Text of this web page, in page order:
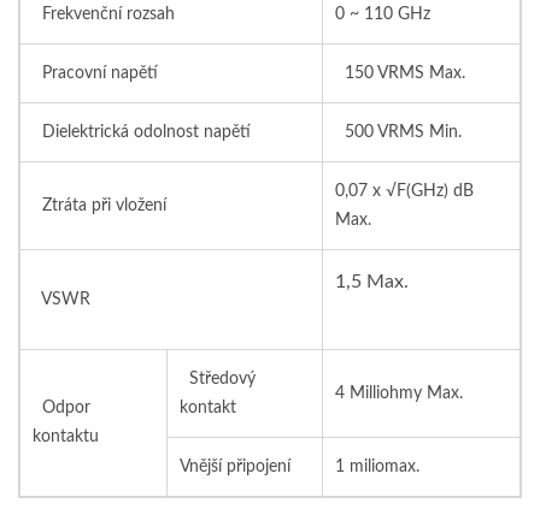
Frekvenční rozsah 0 ~ 110 GHz
Pracovní napětí 150 VRMS Max.
Dielektrická odolnost napětí 500 VRMS Min.
Ztráta při vložení
0,07 x √F(GHz) dB
Max.
VSWR
1,5 Max.
Odpor
kontaktu
Středový
kontakt
4 Milliohmy Max.
Vnější připojení 1 miliomax.